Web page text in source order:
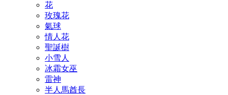
花
玫瑰花
氣球
情人花
聖誕樹
小雪人
冰霜女巫
雷神
半人馬酋長